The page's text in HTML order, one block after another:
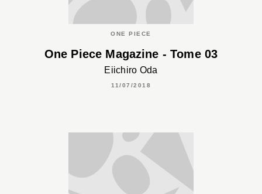
ONE PIECE
One Piece Magazine - Tome 03
Eiichiro Oda
11/07/2018